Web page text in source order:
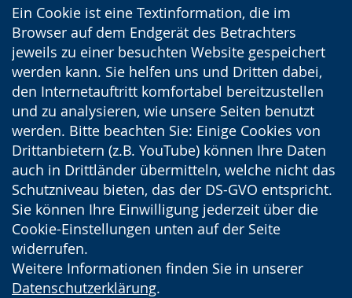
Ein Cookie ist eine Textinformation, die im
Browser auf dem Endgerät des Betrachters
jeweils zu einer besuchten Website gespeichert
werden kann. Sie helfen uns und Dritten dabei,
den Internetauftritt komfortabel bereitzustellen
und zu analysieren, wie unsere Seiten benutzt
werden. Bitte beachten Sie: Einige Cookies von
Drittanbietern (z.B. YouTube) können Ihre Daten
auch in Drittländer übermitteln, welche nicht das
Schutzniveau bieten, das der DS-GVO entspricht.
Sie können Ihre Einwilligung jederzeit über die
Cookie-Einstellungen unten auf der Seite
widerrufen.
Weitere Informationen finden Sie in unserer
Datenschutzerklärung.